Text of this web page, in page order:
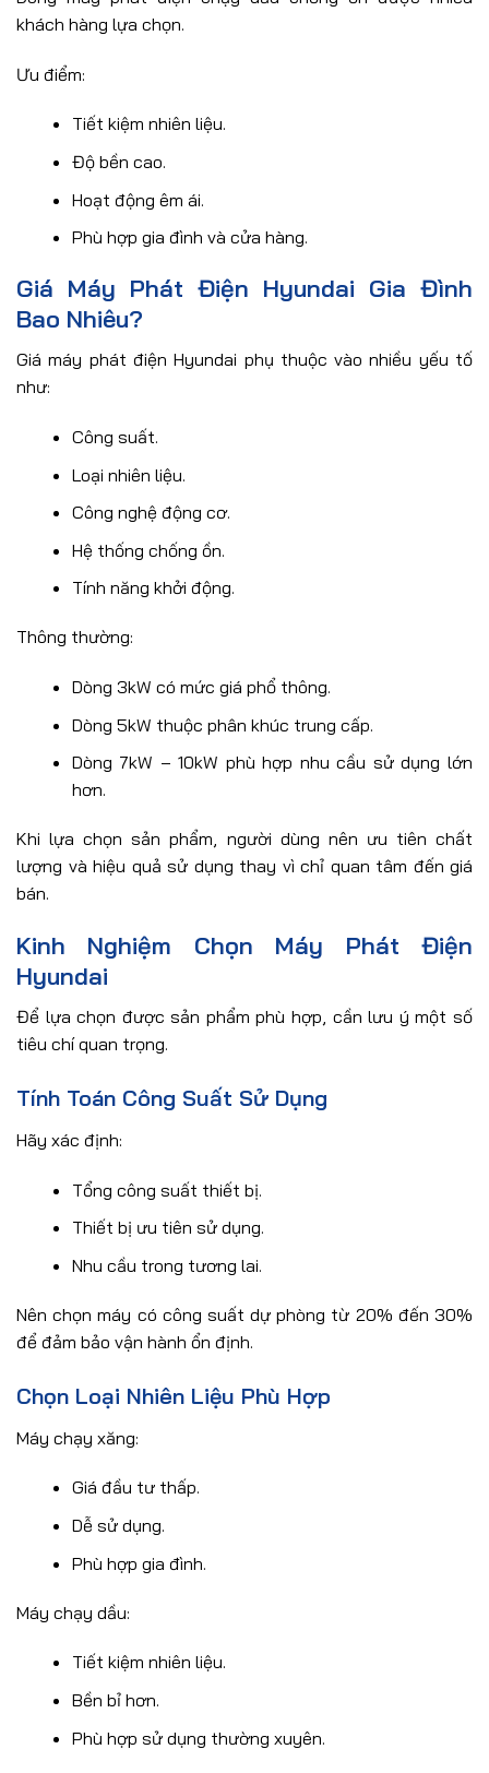
khách hàng lựa chọn.
Ưu điểm:
Tiết kiệm nhiên liệu.
Độ bền cao.
Hoạt động êm ái.
Phù hợp gia đình và cửa hàng.
Giá Máy Phát Điện Hyundai Gia Đình
Bao Nhiêu?
Giá máy phát điện Hyundai phụ thuộc vào nhiều yếu tố
như:
Công suất.
Loại nhiên liệu.
Công nghệ động cơ.
Hệ thống chống ồn.
Tính năng khởi động.
Thông thường:
Dòng 3kW có mức giá phổ thông.
Dòng 5kW thuộc phân khúc trung cấp.
Dòng 7kW – 10kW phù hợp nhu cầu sử dụng lớn
hơn.
Khi lựa chọn sản phẩm, người dùng nên ưu tiên chất
lượng và hiệu quả sử dụng thay vì chỉ quan tâm đến giá
bán.
Kinh Nghiệm Chọn Máy Phát Điện
Hyundai
Để lựa chọn được sản phẩm phù hợp, cần lưu ý một số
tiêu chí quan trọng.
Tính Toán Công Suất Sử Dụng
Hãy xác định:
Tổng công suất thiết bị.
Thiết bị ưu tiên sử dụng.
Nhu cầu trong tương lai.
Nên chọn máy có công suất dự phòng từ 20% đến 30%
để đảm bảo vận hành ổn định.
Chọn Loại Nhiên Liệu Phù Hợp
Máy chạy xăng:
Giá đầu tư thấp.
Dễ sử dụng.
Phù hợp gia đình.
Máy chạy dầu:
Tiết kiệm nhiên liệu.
Bền bỉ hơn.
Phù hợp sử dụng thường xuyên.